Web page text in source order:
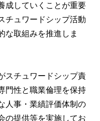
成していくことが重要
チュワードシップ活動
な取組みを推進しま
スチュワードシップ責
門性と職業倫理を保持
人事・業績評価体制の
の提供等を実施してお